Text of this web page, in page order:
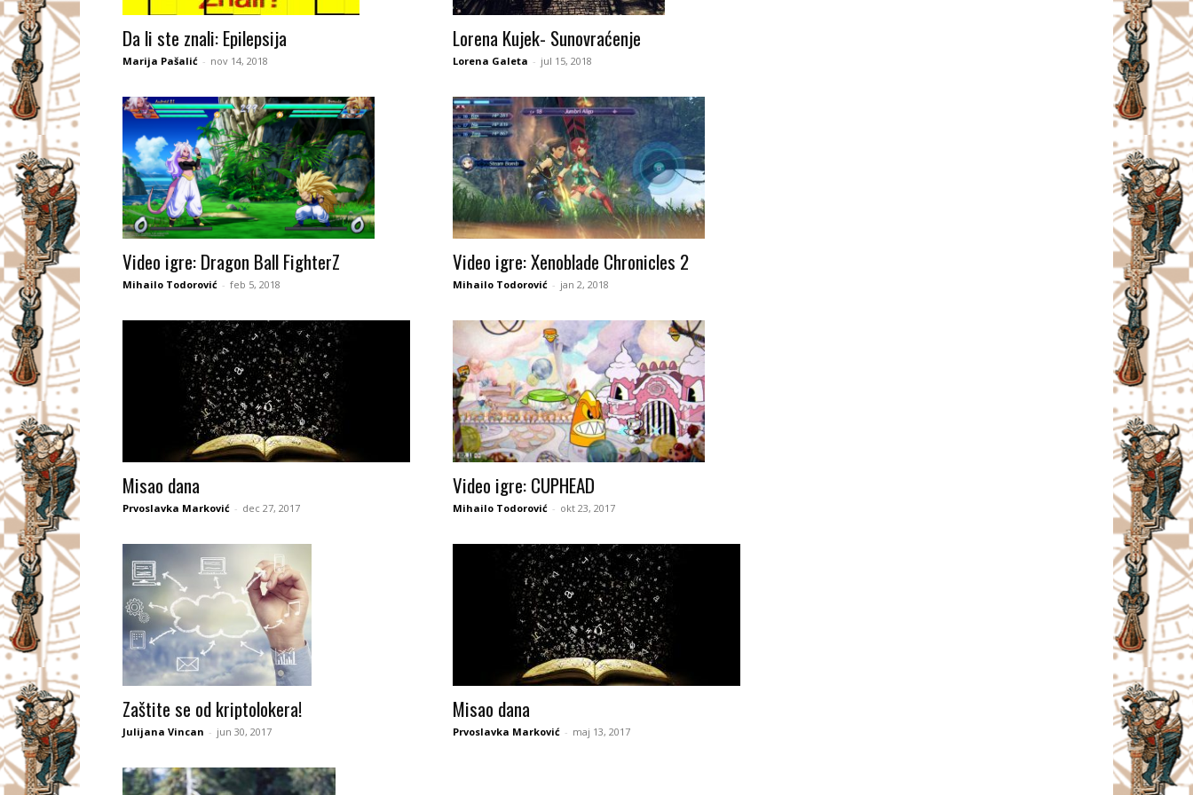
A
Č
Da li ste znali: Epilepsija
Marija Pašalić - nov 14, 2018
Lorena Kujek- Sunovraćenje
Lorena Galeta - jul 15, 2018
Video igre: Dragon Ball FighterZ
Mihailo Todorović - feb 5, 2018
Video igre: Xenoblade Chronicles 2
Mihailo Todorović - jan 2, 2018
Misao dana
Prvoslavka Marković - dec 27, 2017
Video igre: CUPHEAD
Mihailo Todorović - okt 23, 2017
Zaštite se od kriptolokera!
Julijana Vincan - jun 30, 2017
Misao dana
Prvoslavka Marković - maj 13, 2017